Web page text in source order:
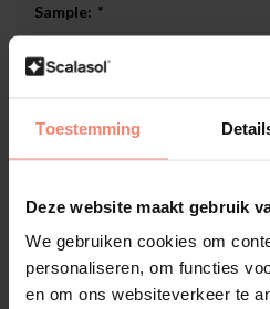
Toestemming
Deze website maakt gebruik
We gebruiken cookies om
personaliseren, om functies
en om ons websiteverkeer te
Sample: *
€1,19
Add
High quality window film